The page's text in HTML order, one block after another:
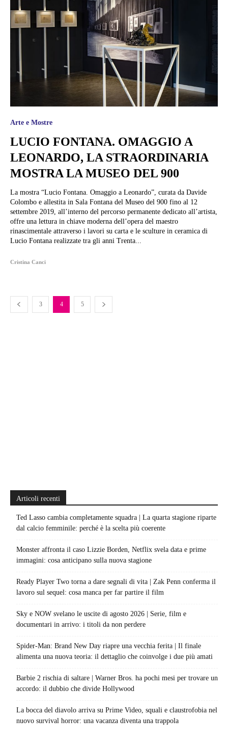
Arte e Mostre
LUCIO FONTANA. OMAGGIO A
LEONARDO, LA STRAORDINARIA
MOSTRA LA MUSEO DEL 900
La mostra “Lucio Fontana. Omaggio a Leonardo”, curata da Davide
Colombo e allestita in Sala Fontana del Museo del 900 fino al 12
settembre 2019, all’interno del percorso permanente dedicato all’artista,
offre una lettura in chiave moderna dell’opera del maestro
rinascimentale attraverso i lavori su carta e le sculture in ceramica di
Lucio Fontana realizzate tra gli anni Trenta...
Cristina Canci
3 4 5
Articoli recenti
Ted Lasso cambia completamente squadra | La quarta stagione riparte
dal calcio femminile: perché è la scelta più coerente
Monster affronta il caso Lizzie Borden, Netflix svela data e prime
immagini: cosa anticipano sulla nuova stagione
Ready Player Two torna a dare segnali di vita | Zak Penn conferma il
lavoro sul sequel: cosa manca per far partire il film
Sky e NOW svelano le uscite di agosto 2026 | Serie, film e
documentari in arrivo: i titoli da non perdere
Spider-Man: Brand New Day riapre una vecchia ferita | Il finale
alimenta una nuova teoria: il dettaglio che coinvolge i due più amati
Barbie 2 rischia di saltare | Warner Bros. ha pochi mesi per trovare un
accordo: il dubbio che divide Hollywood
La bocca del diavolo arriva su Prime Video, squali e claustrofobia nel
nuovo survival horror: una vacanza diventa una trappola